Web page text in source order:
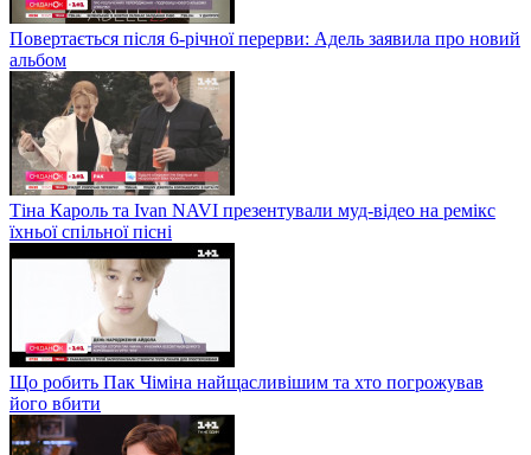
Повертається після 6-річної перерви: Адель заявила про новий
альбом
Тіна Кароль та Ivan NAVI презентували муд-відео на ремікс
їхньої спільної пісні
Що робить Пак Чіміна найщасливішим та хто погрожував
його вбити